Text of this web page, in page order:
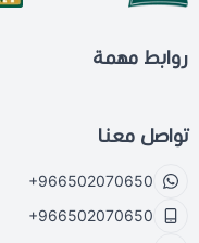
روابط مهمة
تواصل معنا
+966502070650
+966502070650